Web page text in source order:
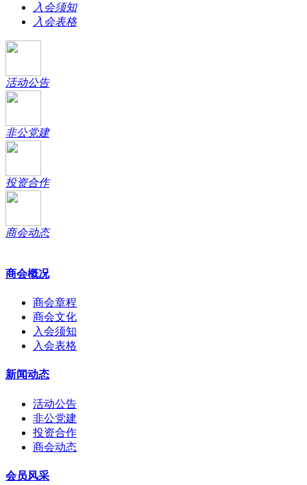
入会须知
入会表格
活动公告
非公党建
投资合作
商会动态
商会概况
商会章程
商会文化
入会须知
入会表格
新闻动态
活动公告
非公党建
投资合作
商会动态
会员风采